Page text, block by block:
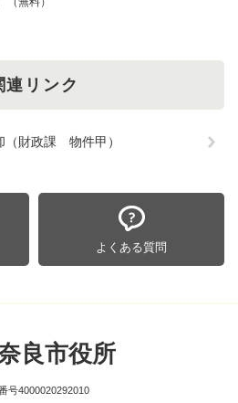
連リンク
（財政課 物件甲）
よくある質問
良市役所
号4000020292010